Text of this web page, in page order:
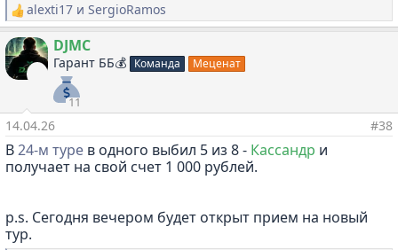
Р
е
а
к
ц
:
alexti17 и SergioRamos
DJMC
Гарант ББ💰 Команда Меценат
11
14.04.26 #38
В24-м туре в одного выбил 5 из 8 - Кассандр и
получает на свой счет 1 000 рублей.
p.s. Сегодня вечером будет открыт прием на новый
тур.